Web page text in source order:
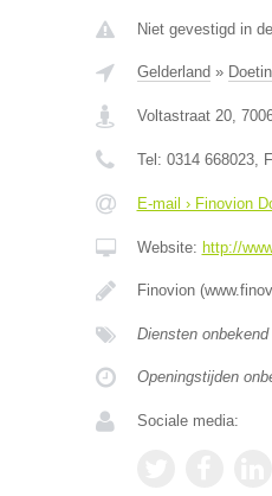
Niet gevestigd in
Gelderland »
Voltastraat 20,
Tel: 0314 668023,
E-mail › Finovion
Website: http://
Finovion
Diensten onbekend
Openingstijden
Sociale media: